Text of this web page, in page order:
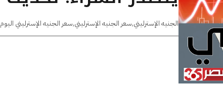
الجنيه الإسترليني,سعر الجنيه الإسترليني,سعر الجنيه الإسترليني اليوم